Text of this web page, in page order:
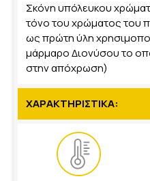
Σκόνη υπόλευκου
τόνο του χρώματος του
ως πρώτη ύλη
μάρμαρο Διονύσου το
στην απόχρωση)
ΧΑΡΑΚΤΗΡΙΣΤΙΚΑ: